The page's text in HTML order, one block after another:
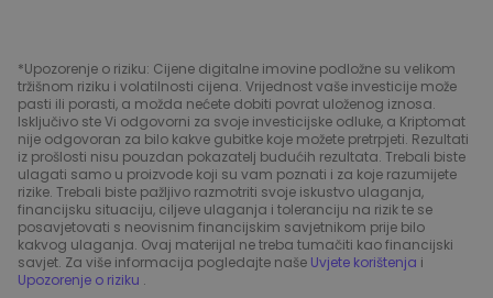
*Upozorenje o riziku: Cijene digitalne imovine podložne su velikom
tržišnom riziku i volatilnosti cijena. Vrijednost vaše investicije može
pasti ili porasti, a možda nećete dobiti povrat uloženog iznosa.
Isključivo ste Vi odgovorni za svoje investicijske odluke, a Kriptomat
nije odgovoran za bilo kakve gubitke koje možete pretrpjeti. Rezultati
iz prošlosti nisu pouzdan pokazatelj budućih rezultata. Trebali biste
ulagati samo u proizvode koji su vam poznati i za koje razumijete
rizike. Trebali biste pažljivo razmotriti svoje iskustvo ulaganja,
financijsku situaciju, ciljeve ulaganja i toleranciju na rizik te se
posavjetovati s neovisnim financijskim savjetnikom prije bilo
kakvog ulaganja. Ovaj materijal ne treba tumačiti kao financijski
savjet. Za više informacija pogledajte naše Uvjete korištenja i
Upozorenje o riziku .